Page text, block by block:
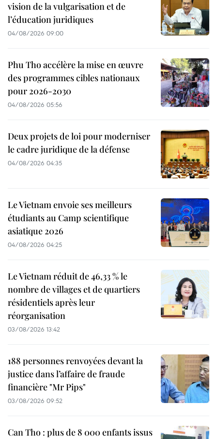
vision de la vulgarisation et de
l’éducation juridiques
04/08/2026 09:00
Phu Tho accélère la mise en œuvre
des programmes cibles nationaux
pour 2026-2030
04/08/2026 05:56
Deux projets de loi pour moderniser
le cadre juridique de la défense
04/08/2026 04:35
Le Vietnam envoie ses meilleurs
étudiants au Camp scientifique
asiatique 2026
04/08/2026 04:25
Le Vietnam réduit de 46,33 % le
nombre de villages et de quartiers
résidentiels après leur
réorganisation
03/08/2026 13:42
188 personnes renvoyées devant la
justice dans l’affaire de fraude
financière "Mr Pips"
03/08/2026 09:52
Can Tho : plus de 8 000 enfants issus